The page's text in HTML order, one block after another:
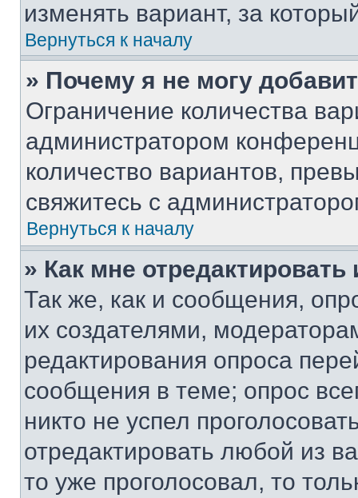
изменять вариант, за
Вернуться к началу
» Почему я не могу
Ограничение количества
администратором
количество вариантов,
свяжитесь с
Вернуться к началу
» Как мне
Так же, как и сообщения,
их создателями,
редактирования опроса
сообщения в теме; опрос
никто не успел
отредактировать любой из
то уже проголосовал, то